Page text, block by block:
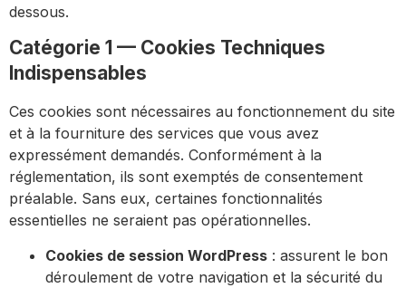
dessous.
Catégorie 1 — Cookies Techniques
Indispensables
Ces cookies sont nécessaires au fonctionnement du site
et à la fourniture des services que vous avez
expressément demandés. Conformément à la
réglementation, ils sont exemptés de consentement
préalable. Sans eux, certaines fonctionnalités
essentielles ne seraient pas opérationnelles.
Cookies de session WordPress : assurent le bon
déroulement de votre navigation et la sécurité du